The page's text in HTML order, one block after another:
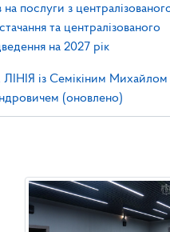
на послуги з
та централізованого
на 2027 рік
із Семікіним Михайлом
(оновлено)